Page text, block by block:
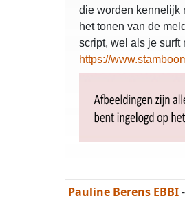
die worden kennelijk
het tonen van de
script, wel als je surft
https://
Pauline Berens EBBI